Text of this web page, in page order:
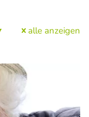
alle anzeigen